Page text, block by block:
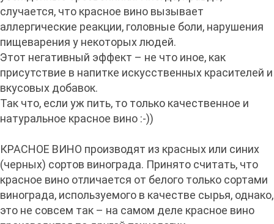
случается, что красное вино вызывает
аллергические реакции, головные боли, нарушения
пищеварения у некоторых людей.
Этот негативный эффект – не что иное, как
присутствие в напитке искусственных красителей и
вкусовых добавок.
Так что, если уж пить, то только качественное и
натуральное красное вино :-))
КРАСНОЕ ВИНО производят из красных или синих
(черных) сортов винограда. Принято считать, что
красное вино отличается от белого только сортами
винограда, используемого в качестве сырья, однако,
это не совсем так – на самом деле красное вино